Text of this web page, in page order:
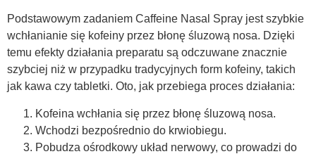
Podstawowym zadaniem Caffeine Nasal Spray jest szybkie
wchłanianie się kofeiny przez błonę śluzową nosa. Dzięki
temu efekty działania preparatu są odczuwane znacznie
szybciej niż w przypadku tradycyjnych form kofeiny, takich
jak kawa czy tabletki. Oto, jak przebiega proces działania:
Kofeina wchłania się przez błonę śluzową nosa.
Wchodzi bezpośrednio do krwiobiegu.
Pobudza ośrodkowy układ nerwowy, co prowadzi do